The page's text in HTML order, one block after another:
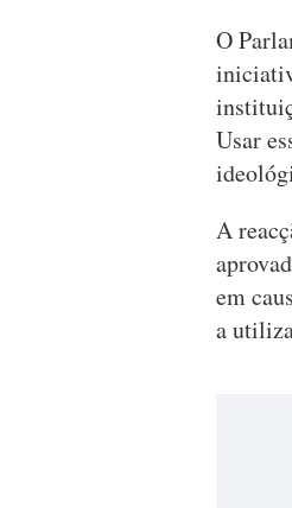
O
Usar
A
em
a